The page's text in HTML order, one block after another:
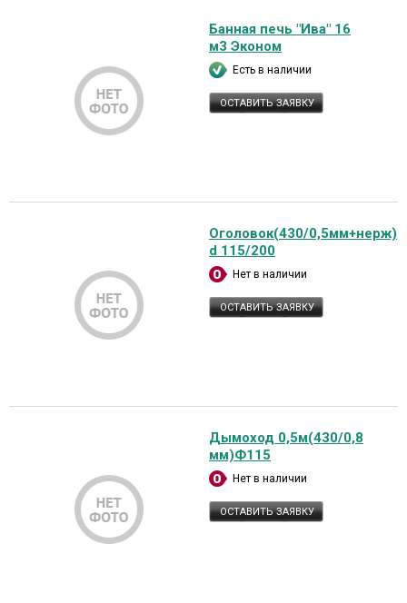
Банная печь "Ива" 16
м3 Эконом
Есть в наличии
ОСТАВИТЬ ЗАЯВКУ
Оголовок(430/0,5мм+нерж)
d 115/200
Нет в наличии
ОСТАВИТЬ ЗАЯВКУ
Дымоход 0,5м(430/0,8
мм)Ф115
Нет в наличии
ОСТАВИТЬ ЗАЯВКУ